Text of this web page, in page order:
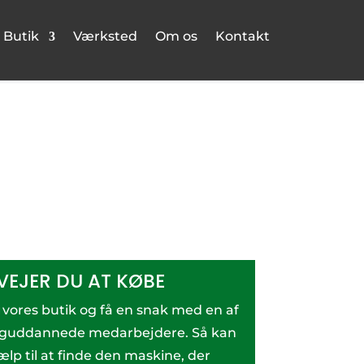
Butik Værksted Om os Kontakt
DU AT KØBE
vores butik og få en snak med en af
medarbejdere. Så kan
til at finde den maskine, der